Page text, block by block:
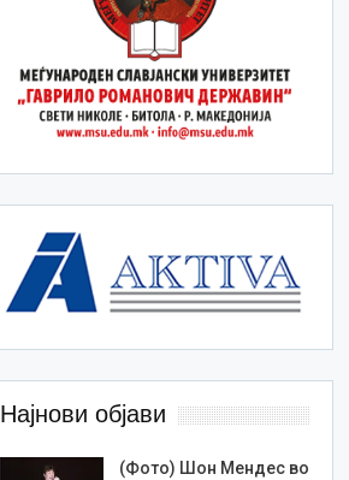
Најнови објави
(Фото) Шон Мендес во